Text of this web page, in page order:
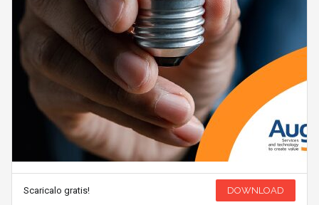
Scaricalo gratis! DOWNLOAD